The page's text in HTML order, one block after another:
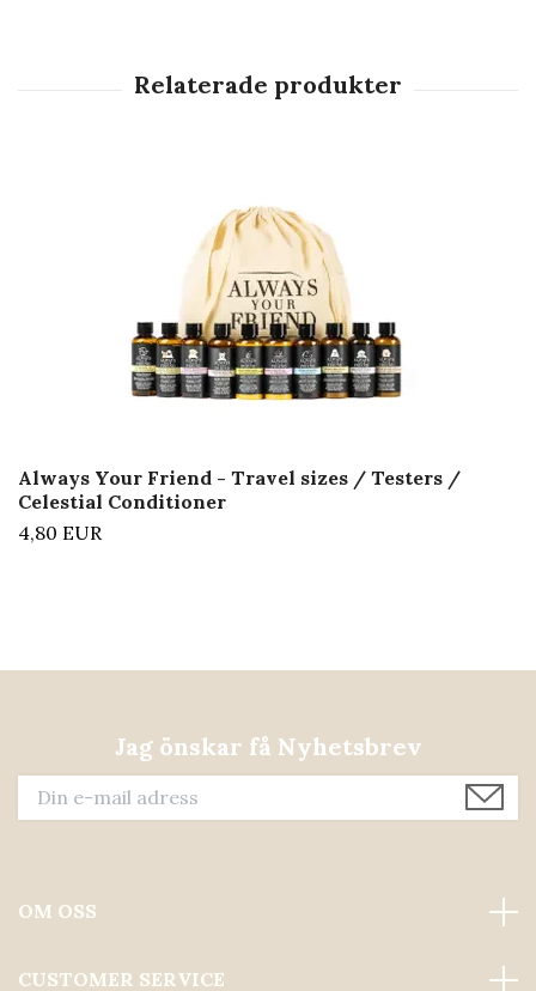
Always Your Friend - Travel sizes / Testers /
Celestial Conditioner
4,80 EUR
Jag önskar få Nyhetsbrev
OM OSS
CUSTOMER SERVICE